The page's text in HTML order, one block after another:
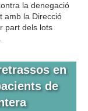
la denegació
amb la Direcció
part dels lots
en
de